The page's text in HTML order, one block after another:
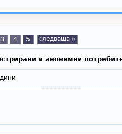
3 4 5 следваща »
и анонимни